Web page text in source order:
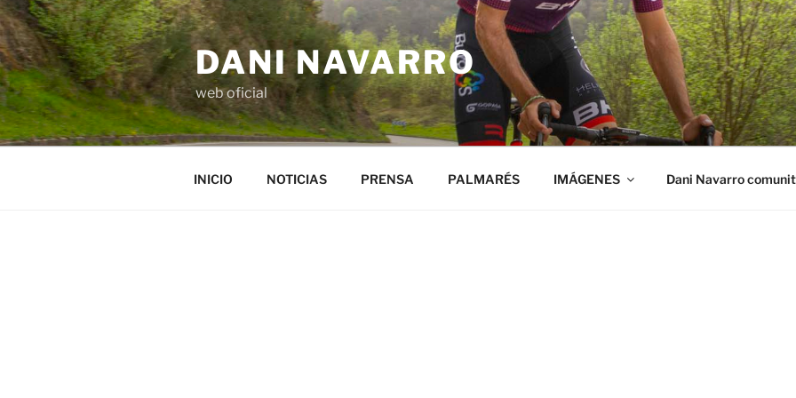
Saltar
al
contenido
DANI NAVARRO
web oficial
INICIO NOTICIAS PRENSA PALMARÉS IMÁGENES Dani Navarro